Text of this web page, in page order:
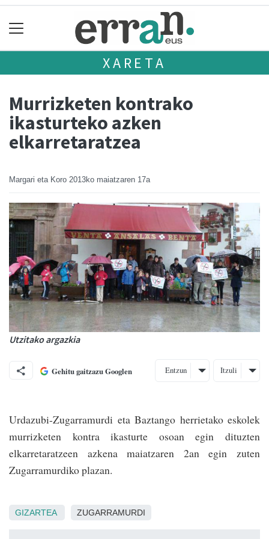
XARETA
Murrizketen kontrako
ikasturteko azken
elkarretaratzea
Margari eta Koro 2013ko maiatzaren 17a
Utzitako argazkia
Gehitu gaitzazu Googlen Entzun Itzuli
Urdazubi-Zugarramurdi eta Baztango herrietako eskolek
murrizketen kontra ikasturte osoan egin dituzten
elkarretaratzeen azkena maiatzaren 2an egin zuten
Zugarramurdiko plazan.
GIZARTEA ZUGARRAMURDI